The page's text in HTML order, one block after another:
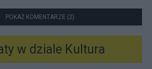
POKAŻ KOMENTARZE (2)
w dziale Kultura